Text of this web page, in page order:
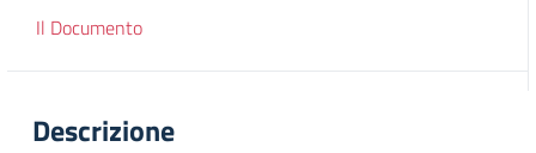
Il Documento
Descrizione